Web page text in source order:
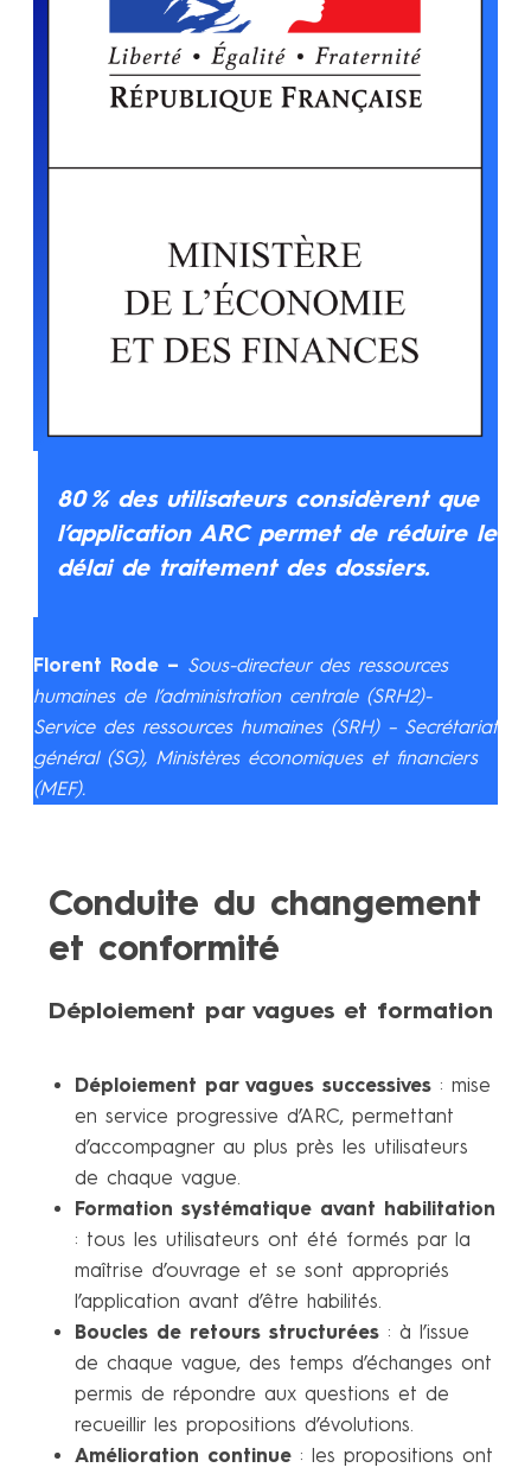
80 % des utilisateurs considèrent que
l’application ARC permet de réduire le
délai de traitement des dossiers.
Florent Rode – Sous-directeur des ressources
humaines de l’administration centrale (SRH2)-
Service des ressources humaines (SRH) – Secrétariat
général (SG), Ministères économiques et financiers
(MEF).
Conduite du changement
et conformité
Déploiement par vagues et formation
Déploiement par vagues successives: mise
en service progressive d’ARC, permettant
d’accompagner au plus près les utilisateurs
de chaque vague.
Formation systématique avant habilitation
: tous les utilisateurs ont été formés par la
maîtrise d’ouvrage et se sont appropriés
l’application avant d’être habilités.
Boucles de retours structurées: à l’issue
de chaque vague, des temps d’échanges ont
permis de répondre aux questions et de
recueillir les propositions d’évolutions.
Amélioration continue : les propositions ont